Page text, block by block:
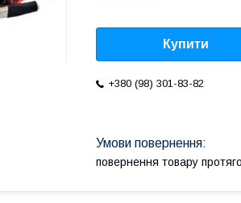
Купити
+380 (98) 301-83-82
повернення товару